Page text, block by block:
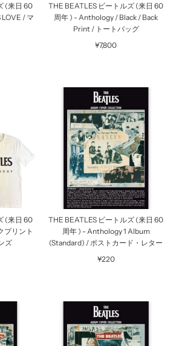
(来日 60
LOVE / マ
THE BEATLES ビートルズ (来日 60
周年 ) - Anthology / Black / Back
Print / トートバッグ
¥7,800
(来日 60
プリント
ズ
THE BEATLES ビートルズ (来日 60
周年 ) - Anthology 1 Album
(Standard) / ポストカード・レター
¥220